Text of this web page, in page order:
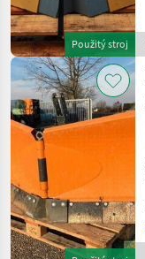
Použitý stroj